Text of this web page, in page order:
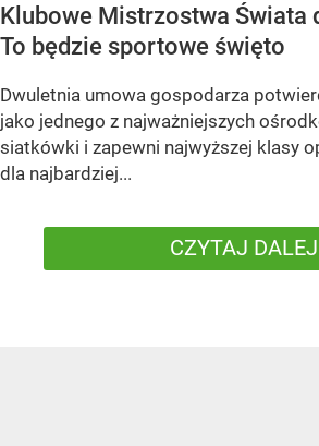
Klubowe Mistrzostwa Świata
To będzie sportowe święto
Dwuletnia umowa gospodarza
jako jednego z najważniejszych
siatkówki i zapewni najwyższej klasy
dla najbardziej...
CZYTAJ DALEJ